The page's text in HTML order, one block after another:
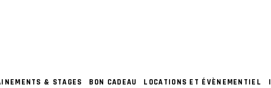
& STAGES BON CADEAU LOCATIONS ET ÉVÈNEMENTIEL